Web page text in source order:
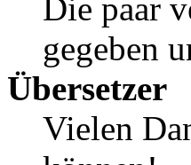
Die paar
gegeben
Übersetzer
Vielen